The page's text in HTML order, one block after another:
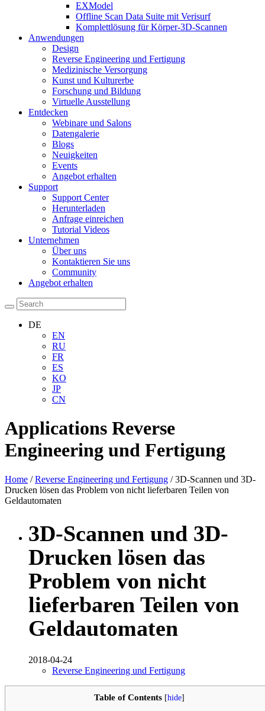
EXModel
Offline Scan Data Suite mit Verisurf
Komplettlösung für Körper-3D-Scannen
Anwendungen
Design
Reverse Engineering und Fertigung
Medizinische Versorgung
Kunst und Kulturerbe
Forschung und Bildung
Virtuelle Ausstellung
Entdecken
Webinare und Salons
Datengalerie
Blogs
Neuigkeiten
Events
Angebot erhalten
Support
Support Center
Herunterladen
Anfrage einreichen
Tutorial Videos
Unternehmen
Über uns
Kontaktieren Sie uns
Community
Angebot erhalten
DE
EN
RU
FR
ES
KO
JP
CN
Applications Reverse
Engineering und Fertigung
Home /Reverse Engineering und Fertigung / 3D-Scannen und 3D-
Drucken lösen das Problem von nicht lieferbaren Teilen von
Geldautomaten
3D-Scannen und 3D-
Drucken lösen das
Problem von nicht
lieferbaren Teilen von
Geldautomaten
2018-04-24
Reverse Engineering und Fertigung
Table of Contents [hide]